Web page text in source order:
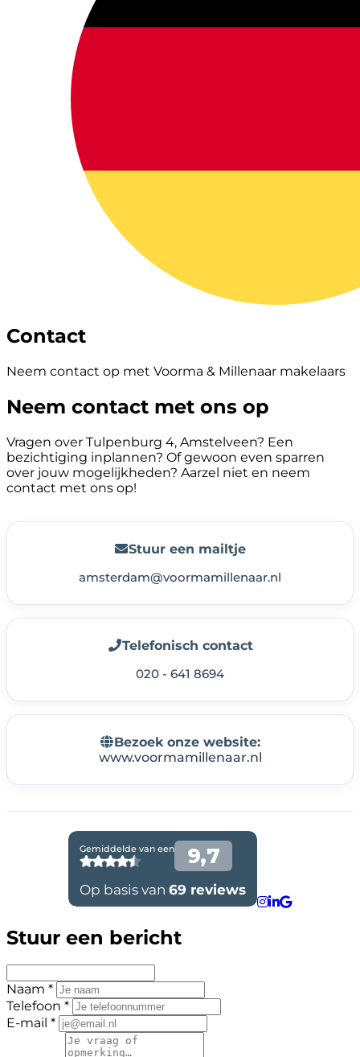
Contact
Neem contact op met Voorma & Millenaar makelaars
Neem contact met ons op
Vragen over Tulpenburg 4, Amstelveen? Een
bezichtiging inplannen? Of gewoon even sparren
over jouw mogelijkheden? Aarzel niet en neem
contact met ons op!
Stuur een mailtje
amsterdam@voormamillenaar.nl
Telefonisch contact
020 - 641 8694
Bezoek onze website:
www.voormamillenaar.nl
Stuur een bericht
Naam *
Telefoon *
E-mail *